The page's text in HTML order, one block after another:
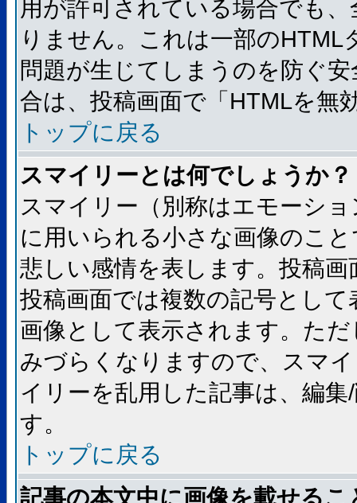
用が許可されている場合でも
りません。これは一部の
問題が生じてしまうのを防ぐ
合は、投稿画面で「HTMLを無
トップに戻る
スマイリーとは何でしょうか？
スマイリー（別称はエモーシ
に用いられる小さな画像のこ
悲しい感情を表します。投稿
投稿画面では複数の記号とし
画像として表示されます。た
みづらくなりますので、スマ
イリーを乱用した記事は、編
す。
トップに戻る
記事の本文中に画像を載せる